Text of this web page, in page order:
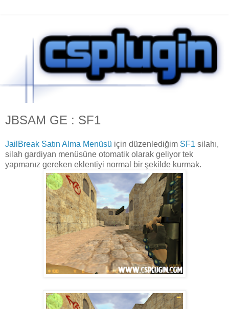
JBSAM GE : SF1
JailBreak Satın Alma Menüsü için düzenlediğim SF1 silahı,
silah gardiyan menüsüne otomatik olarak geliyor tek
yapmanız gereken eklentiyi normal bir şekilde kurmak.